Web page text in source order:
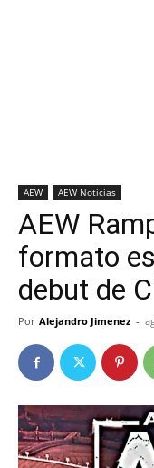
AEW AEW Noticias
AEW
formato
debut de
Por Alejandro Jimenez -